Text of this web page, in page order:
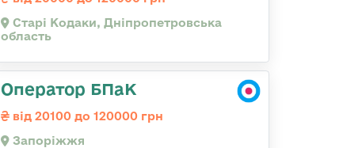
Старі Кодаки, Дніпропетровська
область
Оператор БПаК
від 20100 до 120000 грн
Запоріжжя